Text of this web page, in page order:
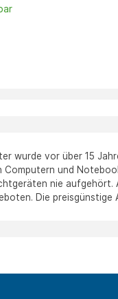
wurde vor über 15
Computern und
nie aufgehört.
Die preisgünstige